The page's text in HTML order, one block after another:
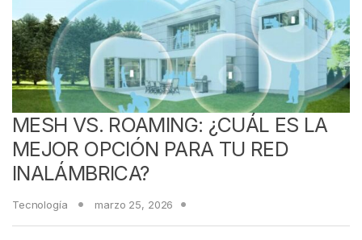
MESH VS. ROAMING: ¿CUÁL ES LA
MEJOR OPCIÓN PARA TU RED
INALÁMBRICA?
Tecnología marzo 25, 2026